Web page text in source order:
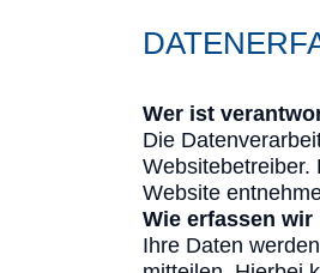
Wer ist
Die
Websitebetreiber.
Website
Wie erfassen wir
Ihre Daten